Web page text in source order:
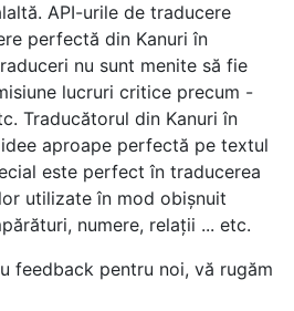
API-urile de traducere
perfectă din Kanuri în
nu sunt menite să fie
lucruri critice precum -
Traducătorul din Kanuri în
aproape perfectă pe textul
este perfect în traducerea
utilizate în mod obișnuit
numere, relații ... etc.
feedback pentru noi, vă rugăm